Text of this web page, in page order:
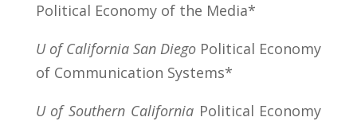
Political Economy of the Media*
U of California San Diego Political Economy
of Communication Systems*
U of Southern CaliforniaPolitical Economy